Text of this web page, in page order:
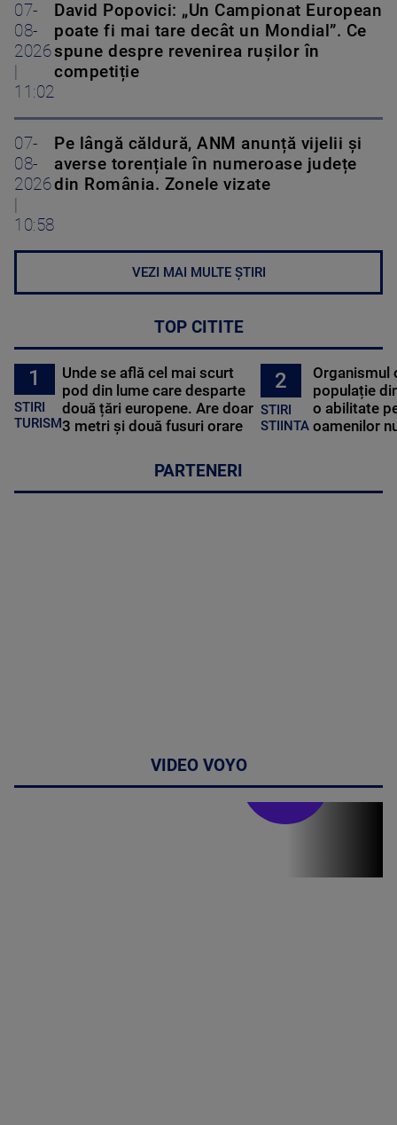
07-
08-
2026
11:02
David Popovici: „Un Campionat European
poate fi mai tare decât un Mondial”. Ce
spune despre revenirea rușilor în
competiție
07-
08-
2026
10:58
Pe lângă căldură, ANM anunță vijelii și
averse torențiale în numeroase județe
din România. Zonele vizate
VEZI MAI MULTE ȘTIRI
TOP CITITE
1
STIRI
TURISM
Unde se află cel mai scurt
pod din lume care desparte
două țări europene. Are doar
3 metri și două fusuri orare
2
STIRI
STIINTA
Organismul
populație
o abilitate
oamenilor
PARTENERI
VIDEO VOYO